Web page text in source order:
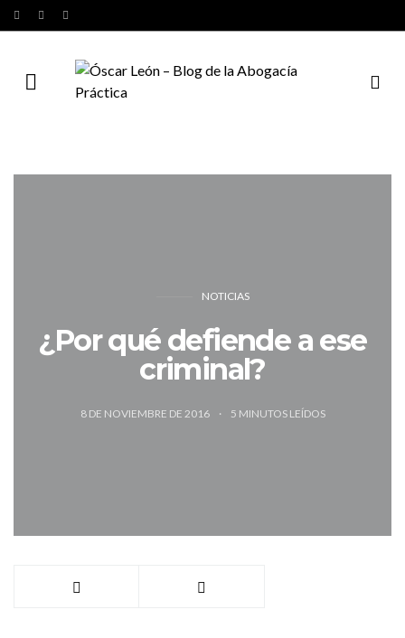
NOTICIAS
¿Por qué defiende a ese
criminal?
8 DE NOVIEMBRE DE 2016 5 MINUTOS LEÍDOS